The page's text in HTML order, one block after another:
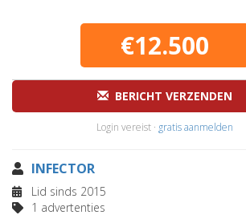
€12.500
BERICHT VERZENDEN
Login vereist · gratis aanmelden
INFECTOR
Lid sinds 2015
1 advertenties